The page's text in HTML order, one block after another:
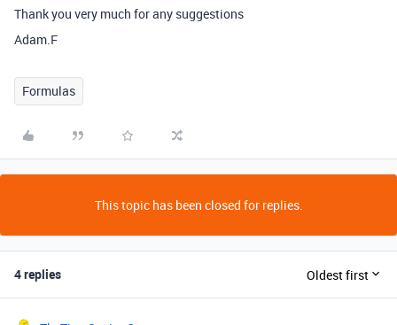
Thank you very much for any suggestions
Adam.F
Formulas
This topic has been closed for replies.
4 replies Oldest first